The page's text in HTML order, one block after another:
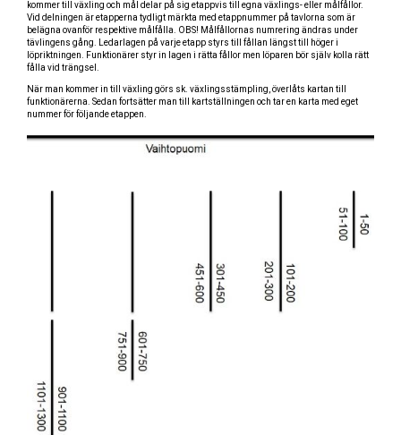
kommer till växling och mål delar på sig etappvis till egna växlings- eller målfållor.
Vid delningen är etapperna tydligt märkta med etappnummer på tavlorna som är
belägna ovanför respektive målfålla. OBS! Målfållornas numrering ändras under
tävlingens gång. Ledarlagen på varje etapp styrs till fållan längst till höger i
löpriktningen. Funktionärer styr in lagen i rätta fållor men löparen bör själv kolla rätt
fålla vid trängsel.
När man kommer in till växling görs sk. växlingsstämpling, överlåts kartan till
funktionärerna. Sedan fortsätter man till kartställningen och tar en karta med eget
nummer för följande etappen.